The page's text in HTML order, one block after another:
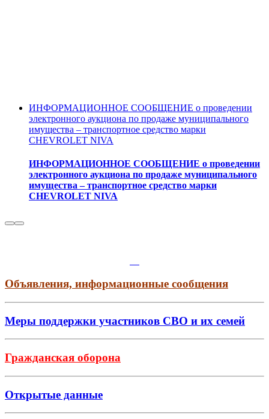
ИНФОРМАЦИОННОЕ СООБЩЕНИЕ о проведении
электронного аукциона по продаже муниципального
имущества – транспортное средство марки
CHEVROLET NIVA
ИНФОРМАЦИОННОЕ СООБЩЕНИЕ о проведении
электронного аукциона по продаже муниципального
имущества – транспортное средство марки
CHEVROLET NIVA
Объявления, информационные сообщения
Меры поддержки участников СВО и их семей
Гражданская оборона
Открытые данные